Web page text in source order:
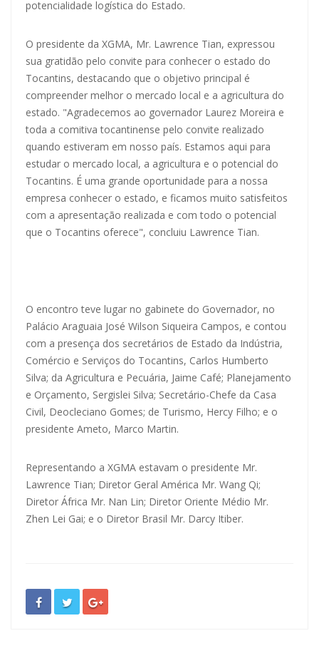
potencialidade logística do Estado.
O presidente da XGMA, Mr. Lawrence Tian, expressou
sua gratidão pelo convite para conhecer o estado do
Tocantins, destacando que o objetivo principal é
compreender melhor o mercado local e a agricultura do
estado. "Agradecemos ao governador Laurez Moreira e
toda a comitiva tocantinense pelo convite realizado
quando estiveram em nosso país. Estamos aqui para
estudar o mercado local, a agricultura e o potencial do
Tocantins. É uma grande oportunidade para a nossa
empresa conhecer o estado, e ficamos muito satisfeitos
com a apresentação realizada e com todo o potencial
que o Tocantins oferece", concluiu Lawrence Tian.
O encontro teve lugar no gabinete do Governador, no
Palácio Araguaia José Wilson Siqueira Campos, e contou
com a presença dos secretários de Estado da Indústria,
Comércio e Serviços do Tocantins, Carlos Humberto
Silva; da Agricultura e Pecuária, Jaime Café; Planejamento
e Orçamento, Sergislei Silva; Secretário-Chefe da Casa
Civil, Deocleciano Gomes; de Turismo, Hercy Filho; e o
presidente Ameto, Marco Martin.
Representando a XGMA estavam o presidente Mr.
Lawrence Tian; Diretor Geral América Mr. Wang Qi;
Diretor África Mr. Nan Lin; Diretor Oriente Médio Mr.
Zhen Lei Gai; e o Diretor Brasil Mr. Darcy Itiber.